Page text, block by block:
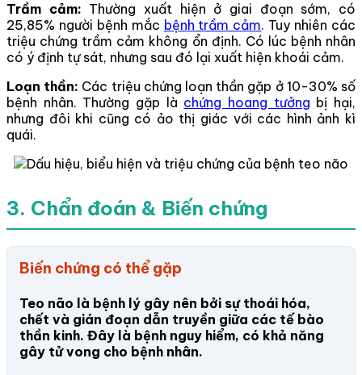
Trầm cảm: Thường xuất hiện ở giai đoạn sớm, có
25,85% người bệnh mắc bệnh trầm cảm. Tuy nhiên các
triệu chứng trầm cảm không ổn định. Có lúc bệnh nhân
có ý định tự sát, nhưng sau đó lại xuất hiện khoái cảm.
Loạn thần: Các triệu chứng loạn thần gặp ở 10-30% số
bệnh nhân. Thường gặp là chứng hoang tưởng bị hại,
nhưng đôi khi cũng có ảo thị giác với các hình ảnh kì
quái.
3. Chẩn đoán & Biến chứng
Biến chứng có thể gặp
Teo não là bệnh lý gây nên bởi sự thoái hóa,
chết và gián đoạn dẫn truyền giữa các tế bào
thần kinh. Đây là bệnh nguy hiểm, có khả năng
gây tử vong cho bệnh nhân.